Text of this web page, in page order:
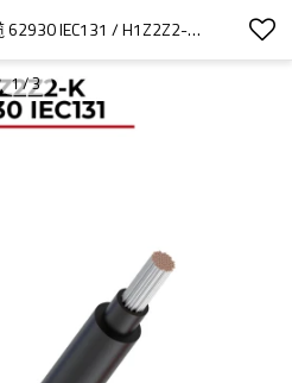
1.5KV 单芯太阳能电缆 62930 IEC131 / H1Z2Z2-K RETIE
1/3